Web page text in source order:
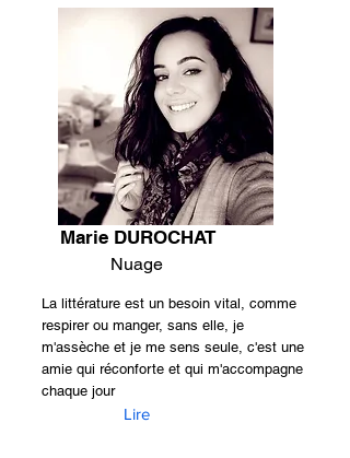
Marie DUROCHAT
Nuage
La littérature est un besoin vital, comme
respirer ou manger, sans elle, je
m'assèche et je me sens seule, c'est une
amie qui réconforte et qui m'accompagne
chaque jour
Lire